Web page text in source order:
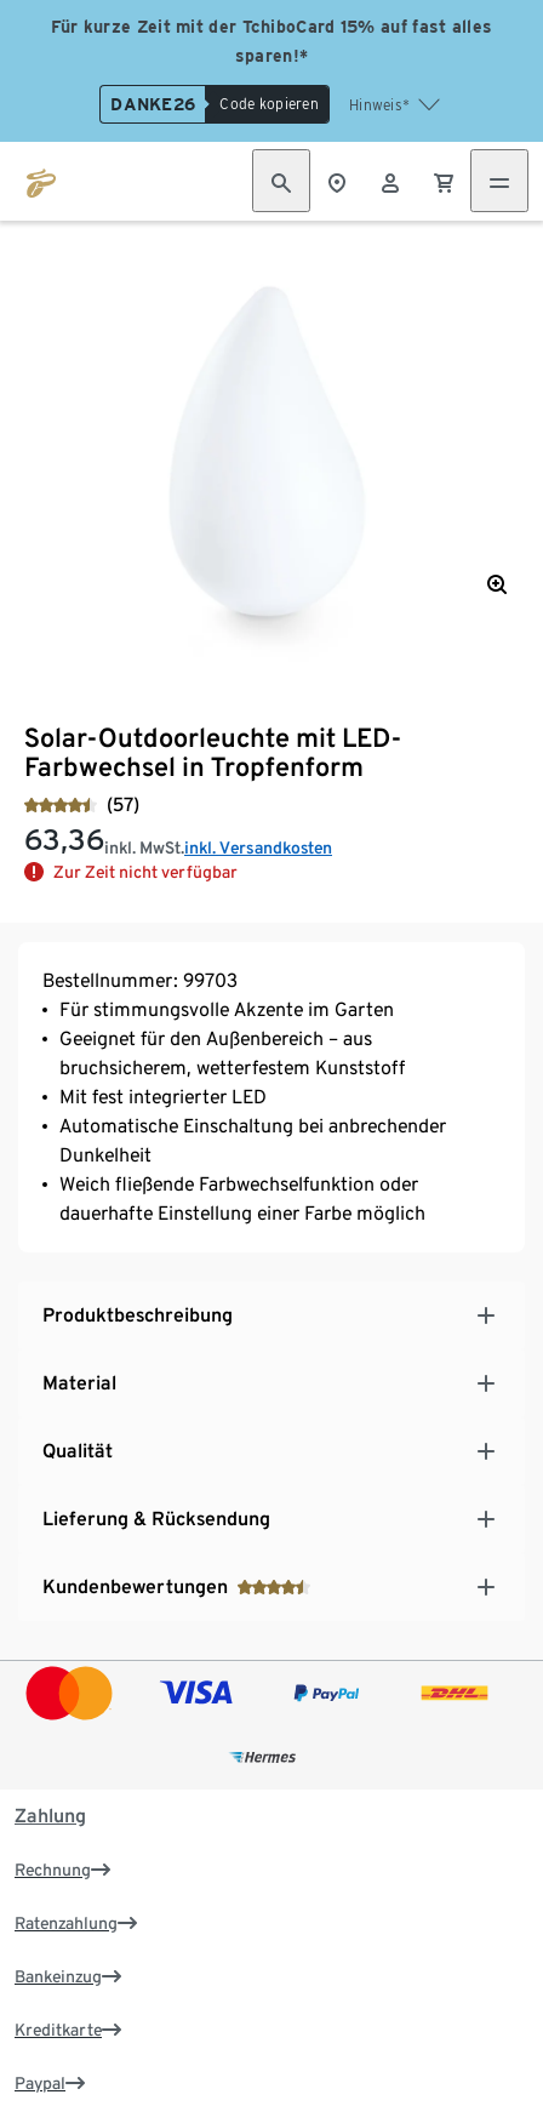
Für kurze Zeit mit der TchiboCard 15% auf fast alles
sparen!*
DANKE26 Code kopieren Hinweis*
Solar-Outdoorleuchte mit LED-
Farbwechsel in Tropfenform
(57)
63,36inkl. MwSt.inkl. Versandkosten
Zur Zeit nicht verfügbar
Bestellnummer: 99703
Für stimmungsvolle Akzente im Garten
Geeignet für den Außenbereich – aus
bruchsicherem, wetterfestem Kunststoff
Mit fest integrierter LED
Automatische Einschaltung bei anbrechender
Dunkelheit
Weich fließende Farbwechselfunktion oder
dauerhafte Einstellung einer Farbe möglich
Produktbeschreibung
Material
Qualität
Lieferung & Rücksendung
Kundenbewertungen
Zahlung
Rechnung
Ratenzahlung
Bankeinzug
Kreditkarte
Paypal